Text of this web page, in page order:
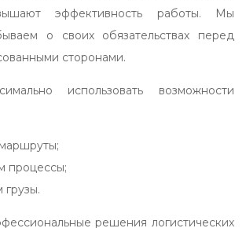
эффективность работы. Мы
о своих обязательствах перед
сторонами.
использовать возможности
процессы;
решения логистических